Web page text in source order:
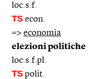
loc.s.f.
TS econ.
=> economia
elezioni politiche
loc.s.f.pl.
TS polit.